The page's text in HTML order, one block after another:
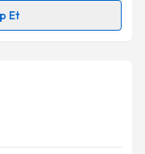
Et
bilgilendireceğiz.